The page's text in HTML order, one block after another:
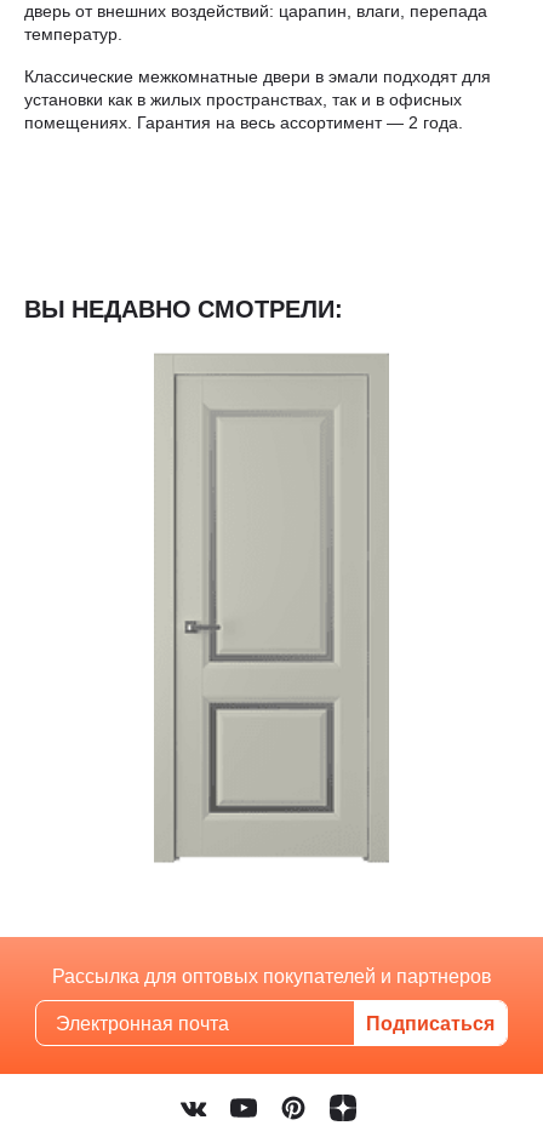
дверь от внешних воздействий: царапин, влаги, перепада
температур.
Классические межкомнатные двери в эмали подходят для
установки как в жилых пространствах, так и в офисных
помещениях. Гарантия на весь ассортимент — 2 года.
ВЫ НЕДАВНО СМОТРЕЛИ:
Рассылка для оптовых покупателей и партнеров